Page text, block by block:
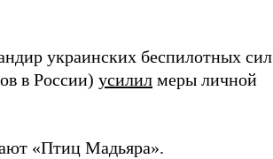
украинских беспилотных сил
в России) усилил меры личной
«Птиц Мадьяра».